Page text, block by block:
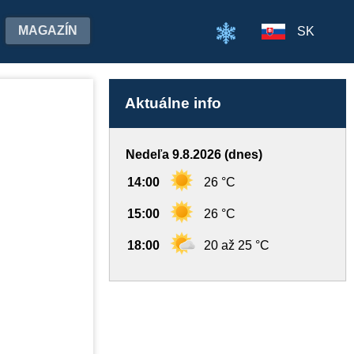
MAGAZÍN SK
Aktuálne info
Nedeľa 9.8.2026 (dnes)
14:00 26 °C
15:00 26 °C
18:00 20 až 25 °C